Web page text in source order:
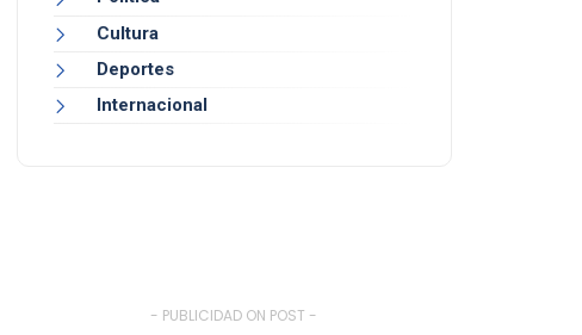
Cultura
Deportes
Internacional
- PUBLICIDAD ON POST -